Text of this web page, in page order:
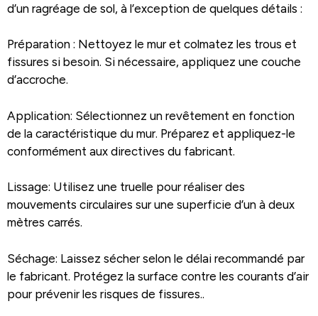
d’un ragréage de sol, à l’exception de quelques détails :
Préparation : Nettoyez le mur et colmatez les trous et
fissures si besoin. Si nécessaire, appliquez une couche
d’accroche.
Application: Sélectionnez un revêtement en fonction
de la caractéristique du mur. Préparez et appliquez-le
conformément aux directives du fabricant.
Lissage: Utilisez une truelle pour réaliser des
mouvements circulaires sur une superficie d’un à deux
mètres carrés.
Séchage: Laissez sécher selon le délai recommandé par
le fabricant. Protégez la surface contre les courants d’air
pour prévenir les risques de fissures..